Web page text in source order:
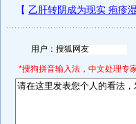
用户：
*搜狗拼音输入法，中文处理专